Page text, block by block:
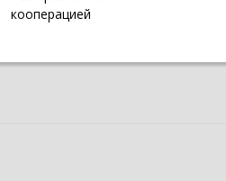
кооперацией